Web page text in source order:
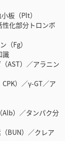
板（Plt）
化部分トロンボ
Fg）
識
AST）／アラニン
）／γ-GT／ア
）／タンパク分
BUN）／クレア